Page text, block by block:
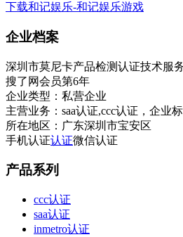
下载和记娱乐-和记娱乐游戏
企业档案
深圳市莫尼卡产品检测认证技术服
搜了网会员第6年
企业类型： 私营企业
主营业务： saa认证,ccc认证，企业
所在地区： 广东深圳市宝安区
手机认证认证微信认证
产品系列
ccc认证
saa认证
inmetro认证